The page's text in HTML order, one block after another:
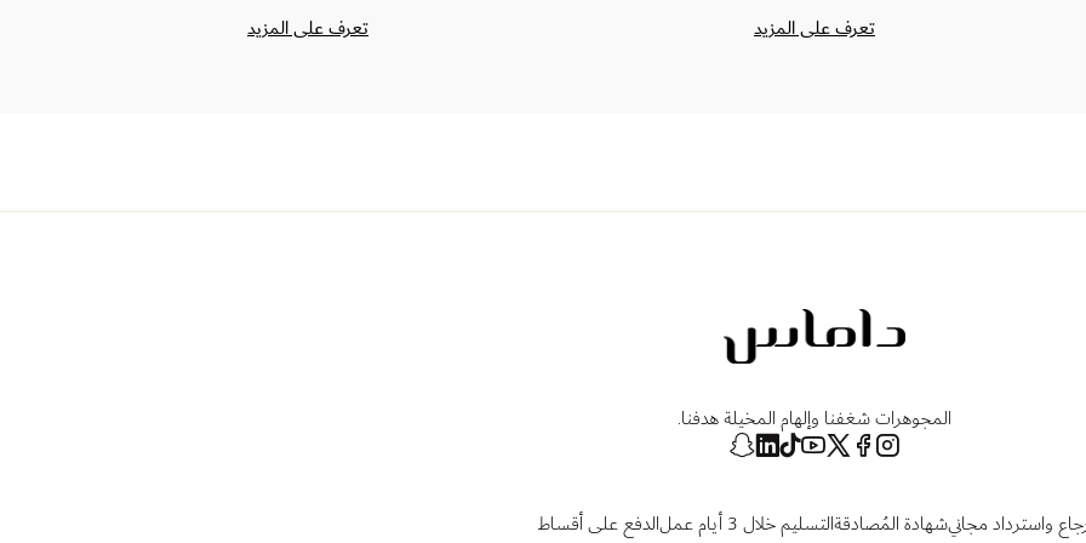
تعرف على المزيد تعرف على المزيد
المجوهرات شغفنا وإلهام المخيلة هدفنا.
واسترداد مجانيشهادة المُصادقةالتسليم خلال 3 أيام عمل الدفع على أقساط